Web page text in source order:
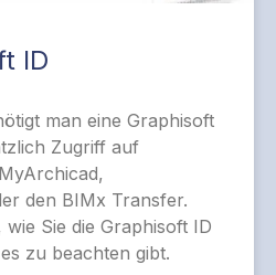
ID
man eine Graphisoft
Zugriff auf
den BIMx Transfer.
Sie die Graphisoft ID
zu beachten gibt.